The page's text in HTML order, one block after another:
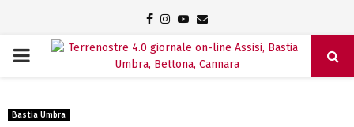
Facebook
Instagram
Youtube
Email
PRIMARY
Bastia Umbra